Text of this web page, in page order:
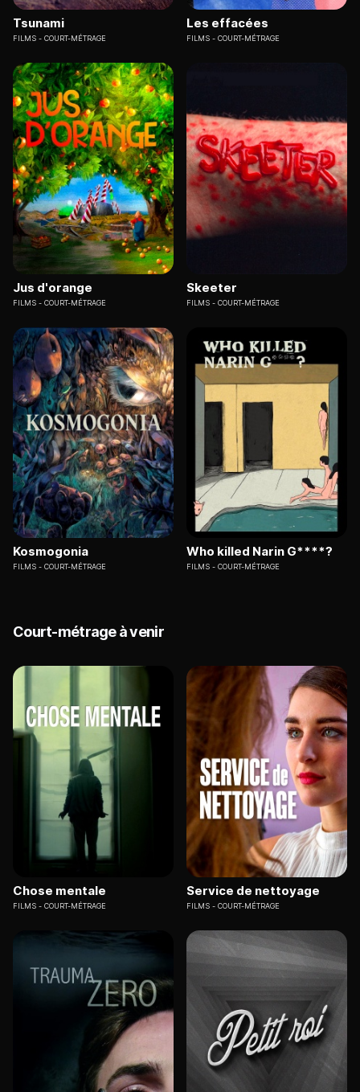
Tsunami
FILMS COURT-MÉTRAGE
Les effacées
FILMS COURT-MÉTRAGE
Jus d'orange
FILMS COURT-MÉTRAGE
Skeeter
FILMS COURT-MÉTRAGE
Kosmogonia
FILMS COURT-MÉTRAGE
Who killed Narin G****?
FILMS COURT-MÉTRAGE
Court-métrage à venir
Chose mentale
FILMS COURT-MÉTRAGE
Service de nettoyage
FILMS COURT-MÉTRAGE